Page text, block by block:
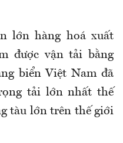
lớn hàng hoá xuất
được vận tải bằng
biển Việt Nam đã
tải lớn nhất thế
tàu lớn trên thế giới